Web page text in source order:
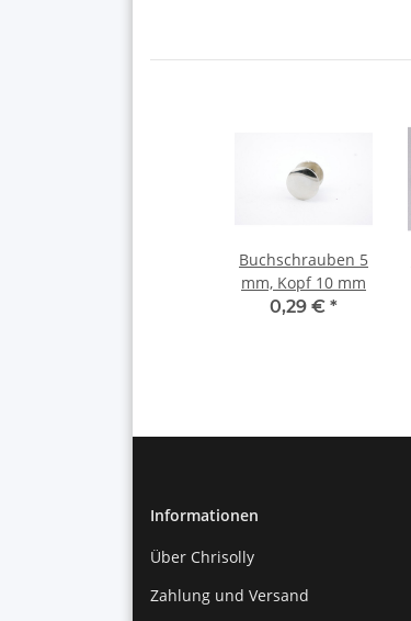
Buchschrauben 5
mm, Kopf 10 mm
0,29 € *
Informationen
Über Chrisolly
Zahlung und Versand